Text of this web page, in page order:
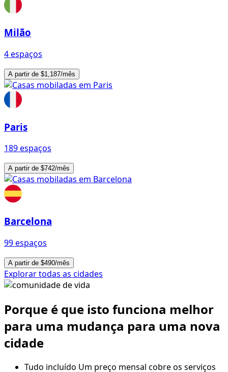
Milão
4 espaços
A partir de $1,187/mês
Paris
189 espaços
A partir de $742/mês
Barcelona
99 espaços
A partir de $490/mês
Explorar todas as cidades
Porque é que isto funciona melhor
para uma mudança para uma nova
cidade
Tudo incluído Um preço mensal cobre os serviços